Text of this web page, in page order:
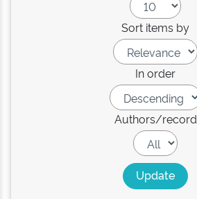
Sort items by
In order
Authors/record